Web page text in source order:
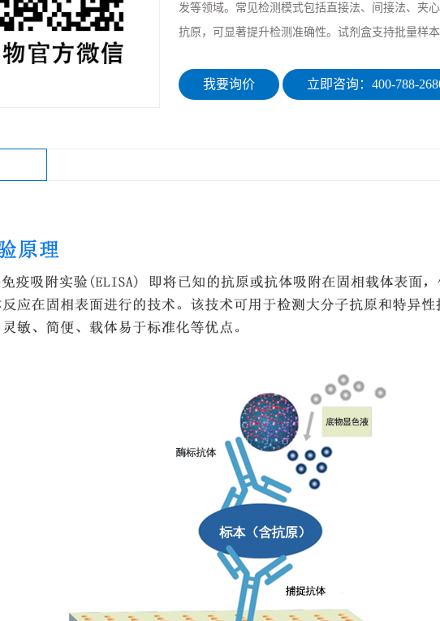
发等领域。常见检测模式包括直接法、间接法、夹
抗原，可显著提升检测准确性。试剂盒支持批量样
我要询价 立即咨询：400-788-